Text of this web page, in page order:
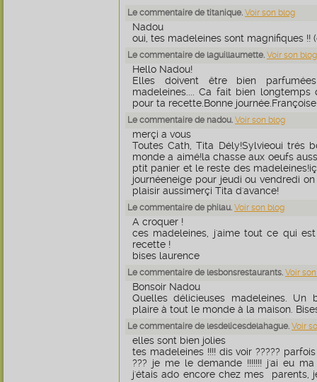
Le commentaire de titanique. Voir son blog
Nadou
oui, tes madeleines sont magnifiques !!
Le commentaire de laguillaumette. Voir son blog
Hello Nadou!
Elles doivent être bien
madeleines.... Ca fait bien
pour ta recette.Bonne
Le commentaire de nadou. Voir son blog
merçi a vous
Toutes Cath, Tita Dély!Sylvieoui trés
monde a aimé!la chasse aux oeufs
ptit panier et le reste des
journéeneige pour jeudi ou vendredi
plaisir aussimerçi Tita d'avance!
Le commentaire de philau. Voir son blog
A croquer !
ces madeleines, j'aime tout ce qui
recette !
bises laurence
Le commentaire de lesbonsrestaurants. Voir
Bonsoir Nadou
Quelles délicieuses madeleines. Un
plaire à tout le monde à la maison.
Le commentaire de lesdelicesdelahague. Voir
elles sont bien jolies
tes madeleines !!!! dis voir ?????
??? je me le demande !!!!!!! j'ai eu
j'étais ado encore chez mes parents,